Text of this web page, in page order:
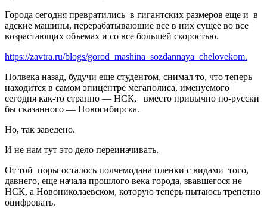
Города сегодня превратились в гигантских размеров еще и в
адские машины, перерабатывающие все в них сущее во все
возрастающих объемах и со все большей скоростью.
https://zavtra.ru/blogs/gorod_mashina_sozdannaya_chelovekom.
Полвека назад, будучи еще студентом, снимал то, что теперь
находится в самом эпицентре мегаполиса, именуемого
сегодня как-то странно — НСК, вместо привычно по-русски
бы сказанного — Новосибирска.
Но, так заведено.
И не нам тут это дело переиначивать.
От той поры осталось полчемодана пленки с видами того,
давнего, еще начала прошлого века города, звавшегося не
НСК, а Новониколаевском, которую теперь пытаюсь трепетно
оцифровать.